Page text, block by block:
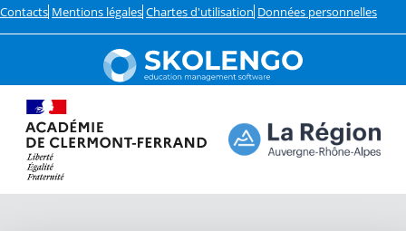
Contacts Mentions légales Chartes d'utilisation Données personnelles